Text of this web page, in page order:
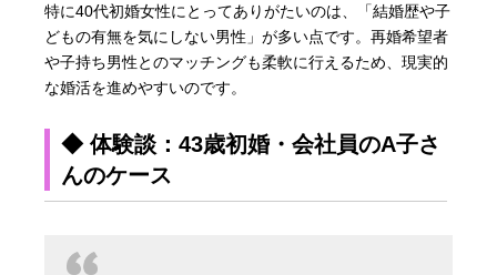
特に40代初婚女性にとってありがたいのは、「結婚歴や子
どもの有無を気にしない男性」が多い点です。再婚希望者
や子持ち男性とのマッチングも柔軟に行えるため、現実的
な婚活を進めやすいのです。
◆ 体験談：43歳初婚・会社員のA子さ
んのケース